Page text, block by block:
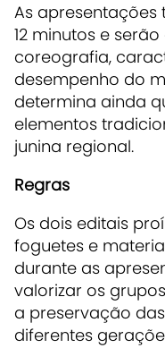
As
12 minutos e
coreografia,
desempenho do
determina ainda
elementos
junina regional.
Regras
Os dois editais
foguetes e
durante as
valorizar os
a preservação
diferentes